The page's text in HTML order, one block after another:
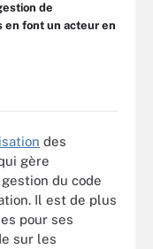
de
en font un acteur en
des
gère
du code
Il est de plus
pour ses
sur les